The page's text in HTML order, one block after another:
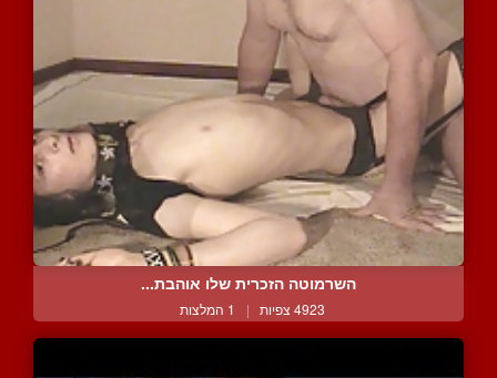
השרמוטה הזכרית שלו אוהבת...
4923 צפיות | 1 המלצות